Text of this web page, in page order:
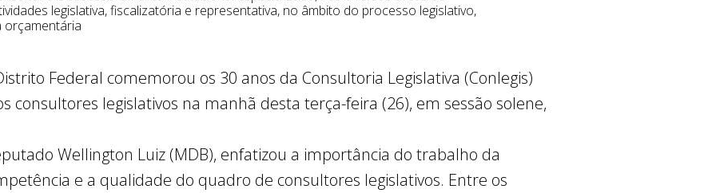
legislativa, fiscalizatória e representativa, no âmbito do processo legislativo,
orçamentária
Federal comemorou os 30 anos da Consultoria Legislativa (Conlegis)
consultores legislativos na manhã desta terça-feira (26), em sessão solene,
Wellington Luiz (MDB), enfatizou a importância do trabalho da
e a qualidade do quadro de consultores legislativos. Entre os